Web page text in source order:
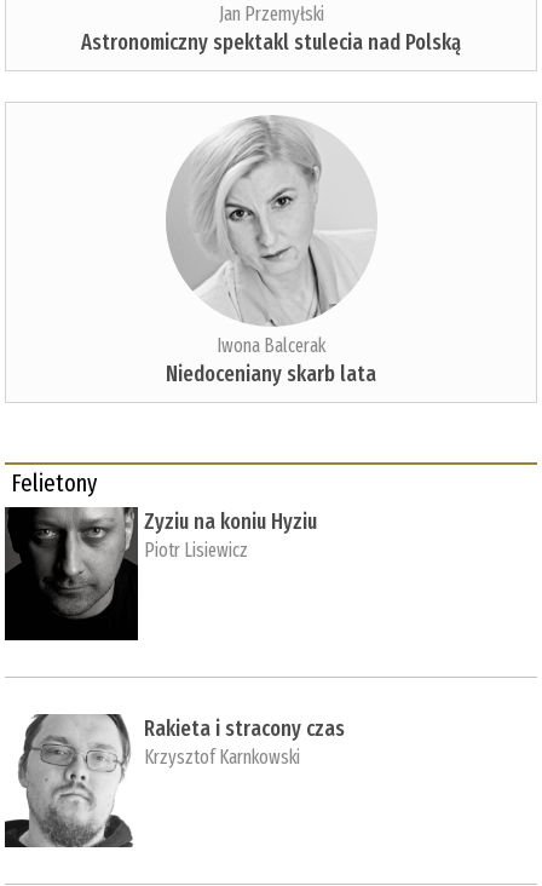
Jan Przemyłski
Astronomiczny spektakl stulecia nad Polską
Iwona Balcerak
Niedoceniany skarb lata
Felietony
Zyziu na koniu Hyziu
Piotr Lisiewicz
Rakieta i stracony czas
Krzysztof Karnkowski